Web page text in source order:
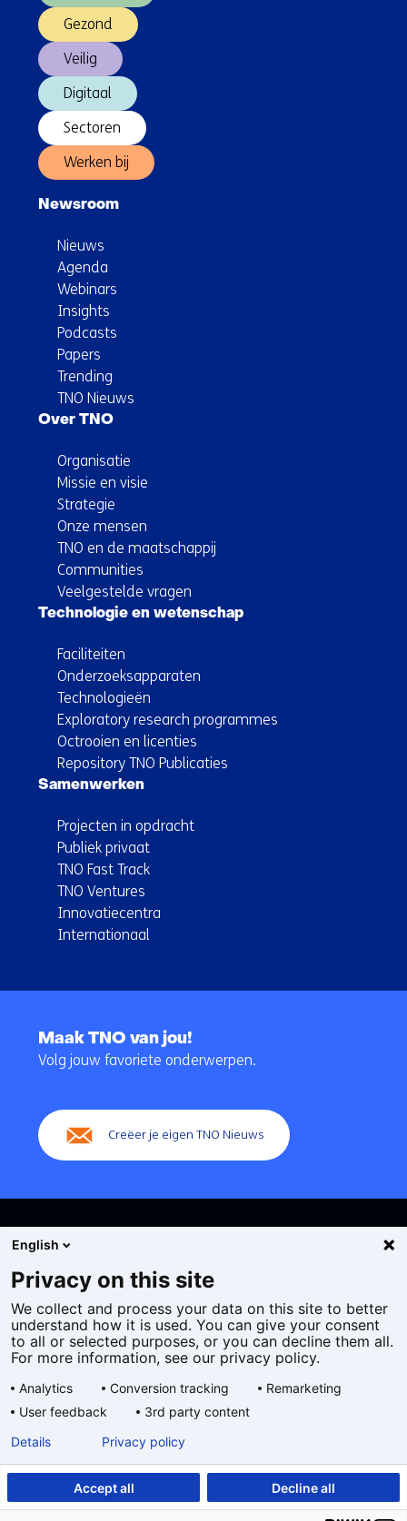
Gezond
Veilig
Digitaal
Sectoren
Werken bij
Newsroom
Nieuws
Agenda
Webinars
Insights
Podcasts
Papers
Trending
TNO Nieuws
Over TNO
Organisatie
Missie en visie
Strategie
Onze mensen
TNO en de maatschappij
Communities
Veelgestelde vragen
Technologie en wetenschap
Faciliteiten
Onderzoeksapparaten
Technologieën
Exploratory research programmes
Octrooien en licenties
Repository TNO Publicaties
Samenwerken
Projecten in opdracht
Publiek privaat
TNO Fast Track
TNO Ventures
Innovatiecentra
Internationaal
navigatie
Maak TNO van jou!
Volg jouw favoriete onderwerpen.
Creëer je eigen TNO Nieuws
Cookies
Privacy statement
Toegankelijkheid
Algemene voorwaarden
taal:
English
Privacy on this site
We collect and process your data on this site to better
understand how it is used. You can give your consent
to all or selected purposes, or you can decline them all.
For more information, see our privacy policy.
Analytics Conversion tracking
Remarketing
User feedback
3rd party content
Accept all Decline all
Details Privacy policy